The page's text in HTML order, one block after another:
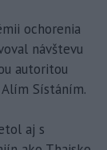
ochorenia
návštevu
autoritou
Sístáním.
aj s